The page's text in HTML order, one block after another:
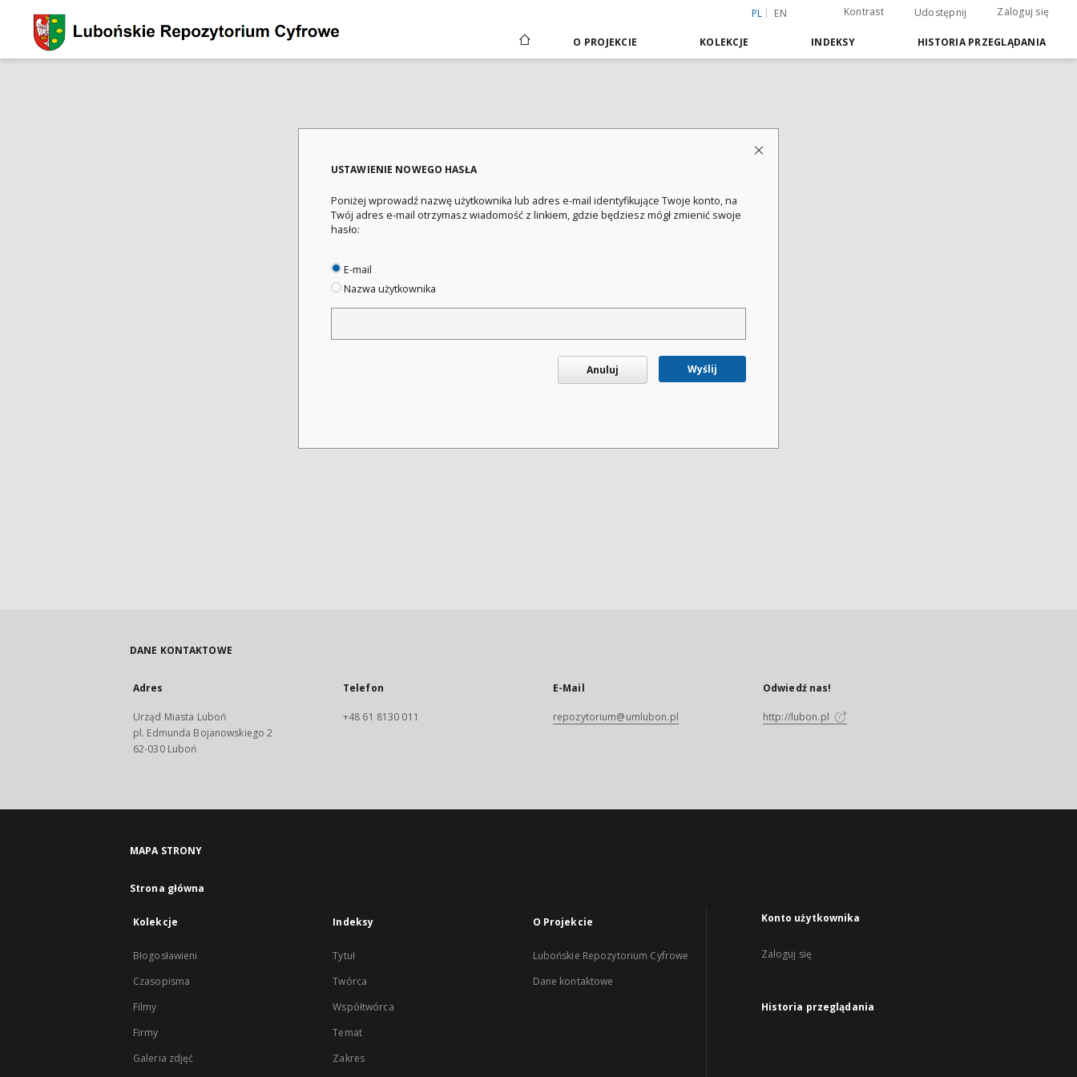
PL EN Kontrast Udostępnij Zaloguj się
O PROJEKCIE KOLEKCJE INDEKSY HISTORIA PRZEGLĄDANIA
USTAWIENIE NOWEGO HASŁA
Poniżej wprowadź nazwę użytkownika lub adres e-mail identyfikujące Twoje konto, na
Twój adres e-mail otrzymasz wiadomość z linkiem, gdzie będziesz mógł zmienić swoje
hasło:
E-mail
Nazwa użytkownika
Anuluj Wyślij
DANE KONTAKTOWE
Adres
Urząd Miasta Luboń
pl. Edmunda Bojanowskiego 2
62-030 Luboń
Telefon
+48 61 8130 011
E-Mail
repozytorium@umlubon.pl
Odwiedź nas!
http://lubon.pl
MAPA STRONY
Strona główna
Kolekcje
Błogosławieni
Czasopisma
Filmy
Firmy
Galeria zdjęć
Indeksy
Tytuł
Twórca
Współtwórca
Temat
Zakres
O Projekcie
Lubońskie Repozytorium Cyfrowe
Dane kontaktowe
Konto użytkownika
Zaloguj się
Historia przeglądania